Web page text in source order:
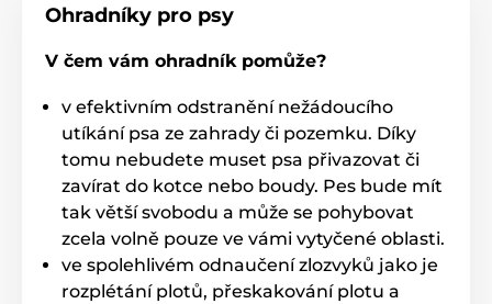
Ohradníky pro psy
V čem vám ohradník pomůže?
v efektivním odstranění nežádoucího
utíkání psa ze zahrady či pozemku. Díky
tomu nebudete muset psa přivazovat či
zavírat do kotce nebo boudy. Pes bude mít
tak větší svobodu a může se pohybovat
zcela volně pouze ve vámi vytyčené oblasti.
ve spolehlivém odnaučení zlozvyků jako je
rozplétání plotů, přeskakování plotu a